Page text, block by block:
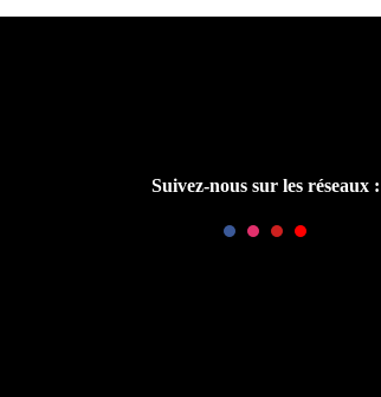
Suivez-nous sur les réseaux :